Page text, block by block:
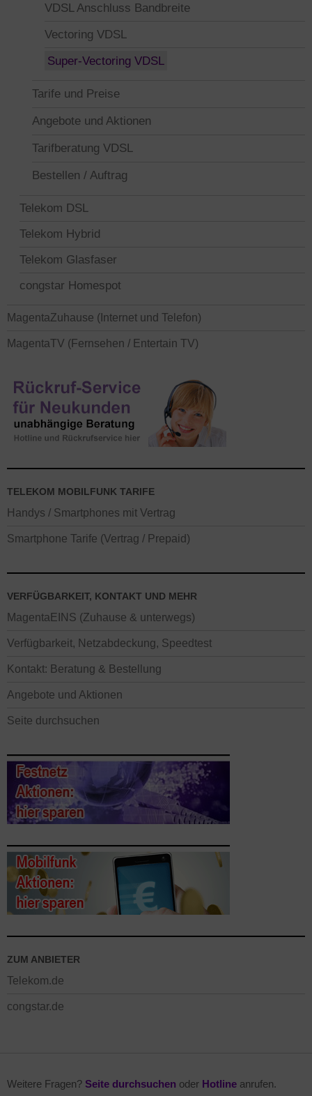
VDSL Anschluss Bandbreite
Vectoring VDSL
Super-Vectoring VDSL
Tarife und Preise
Angebote und Aktionen
Tarifberatung VDSL
Bestellen / Auftrag
Telekom DSL
Telekom Hybrid
Telekom Glasfaser
congstar Homespot
MagentaZuhause (Internet und Telefon)
MagentaTV (Fernsehen / Entertain TV)
TELEKOM MOBILFUNK TARIFE
Handys / Smartphones mit Vertrag
Smartphone Tarife (Vertrag / Prepaid)
VERFÜGBARKEIT, KONTAKT UND MEHR
MagentaEINS (Zuhause & unterwegs)
Verfügbarkeit, Netzabdeckung, Speedtest
Kontakt: Beratung & Bestellung
Angebote und Aktionen
Seite durchsuchen
ZUM ANBIETER
Telekom.de
congstar.de
Weitere Fragen? Seite durchsuchen oder Hotline anrufen.